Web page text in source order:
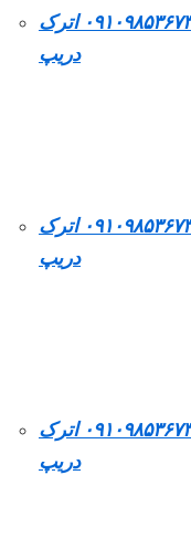
لوله پلی اتیلن ۱۶۰ میلیمتری زاهدان ۰۹۱۰۹۸۵۳۶۷۳ اترک
دریپ
لوله پلی اتیلن ۱۶۰ میلیمتری بجنورد ۰۹۱۰۹۸۵۳۶۷۳ اترک
دریپ
لوله پلی اتیلن ۱۶۰ میلیمتری بیرجند ۰۹۱۰۹۸۵۳۶۷۳ اترک
دریپ